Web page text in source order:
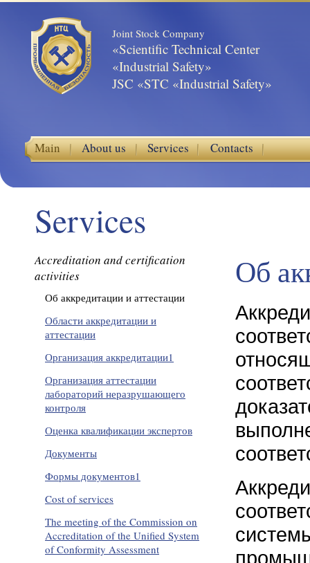
Joint Stock Company
«Scientific Technical Center
«Industrial Safety»
JSC «STC «Industrial Safety»
Main About us Services Contacts
Services
Accreditation and certification
activities
Об аккредитации и аттестации
Области аккредитации и
аттестации
Организация аккредитации1
Организация аттестации
лабораторий неразрушающего
контроля
Оценка квалификации экспертов
Документы
Формы документов1
Cost of services
The meeting of the Commission on
Accreditation of the Unified System
of Conformity Assessment
Об